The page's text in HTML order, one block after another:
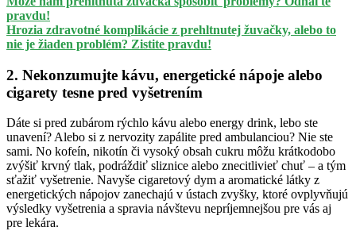
pravdu!
Hrozia zdravotné komplikácie z prehltnutej žuvačky, alebo to
nie je žiaden problém? Zistite pravdu!
2. Nekonzumujte kávu, energetické nápoje alebo
cigarety tesne pred vyšetrením
Dáte si pred zubárom rýchlo kávu alebo energy drink, lebo ste
unavení? Alebo si z nervozity zapálite pred ambulanciou? Nie ste
sami. No kofeín, nikotín či vysoký obsah cukru môžu krátkodobo
zvýšiť krvný tlak, podráždiť sliznice alebo znecitlivieť chuť – a tým
sťažiť vyšetrenie. Navyše cigaretový dym a aromatické látky z
energetických nápojov zanechajú v ústach zvyšky, ktoré ovplyvňujú
výsledky vyšetrenia a spravia návštevu nepríjemnejšou pre vás aj
pre lekára.